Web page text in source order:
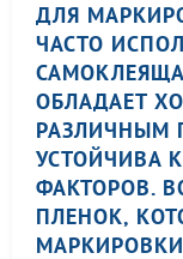
ДЛЯ
ЧАСТО
ОБЛАДАЕТ
РАЗЛИЧНЫМ
УСТОЙЧИВА
ФАКТОРОВ.
ПЛЕНОК,